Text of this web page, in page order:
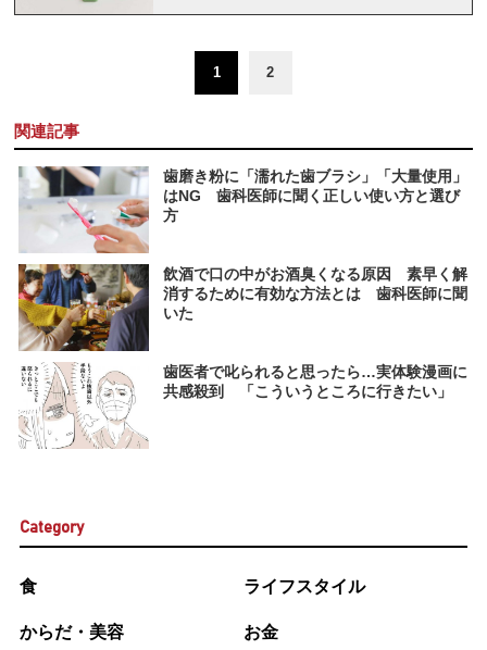
1 2
関連記事
歯磨き粉に「濡れた歯ブラシ」「大量使用」
はNG 歯科医師に聞く正しい使い方と選び
方
飲酒で口の中がお酒臭くなる原因 素早く解
消するために有効な方法とは 歯科医師に聞
いた
歯医者で叱られると思ったら…実体験漫画に
共感殺到 「こういうところに行きたい」
Category
食 ライフスタイル
からだ・美容 お金